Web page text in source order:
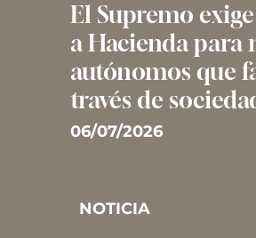
El Supremo
a Hacienda para
autónomos que
través de
06/07/2026
NOTICIA